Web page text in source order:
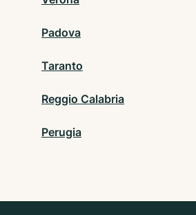
Padova
Taranto
Reggio Calabria
Perugia